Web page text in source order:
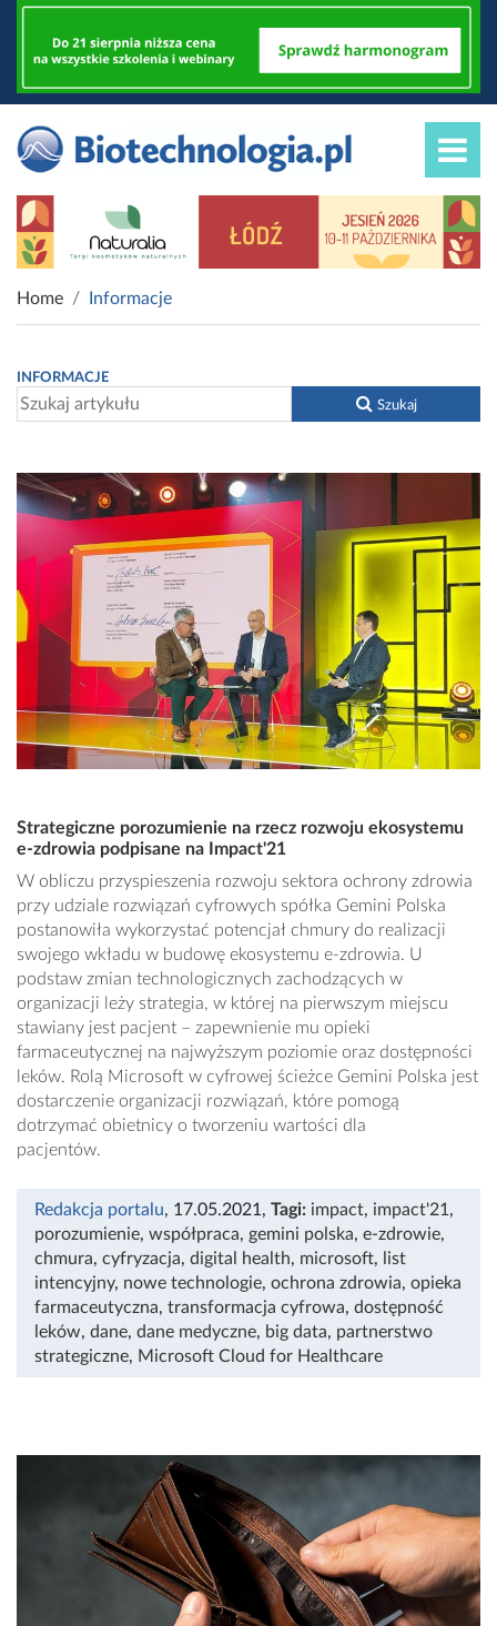
Home Informacje
INFORMACJE
Szukaj
Strategiczne porozumienie na rzecz rozwoju ekosystemu
e-zdrowia podpisane na Impact'21
W obliczu przyspieszenia rozwoju sektora ochrony zdrowia
przy udziale rozwiązań cyfrowych spółka Gemini Polska
postanowiła wykorzystać potencjał chmury do realizacji
swojego wkładu w budowę ekosystemu e-zdrowia. U
podstaw zmian technologicznych zachodzących w
organizacji leży strategia, w której na pierwszym miejscu
stawiany jest pacjent – zapewnienie mu opieki
farmaceutycznej na najwyższym poziomie oraz dostępności
leków. Rolą Microsoft w cyfrowej ścieżce Gemini Polska jest
dostarczenie organizacji rozwiązań, które pomogą
dotrzymać obietnicy o tworzeniu wartości dla
pacjentów.
Redakcja portalu, 17.05.2021 , Tagi: impact, impact'21 ,
porozumienie, współpraca, gemini polska, e-zdrowie,
chmura, cyfryzacja, digital health, microsoft,
list
intencyjny, nowe technologie, ochrona zdrowia, opieka
farmaceutyczna, transformacja cyfrowa, dostępność
leków, dane, dane medyczne, big data, partnerstwo
strategiczne, Microsoft Cloud for Healthcare